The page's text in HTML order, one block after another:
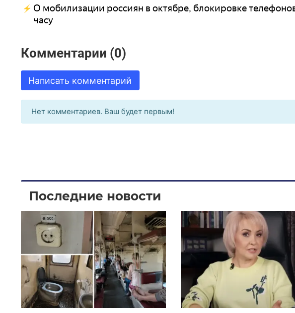
О мобилизации россиян в октябре, блокировке
часу
Комментарии (0)
Написать комментарий
Нет комментариев. Ваш будет первым!
Последние новости